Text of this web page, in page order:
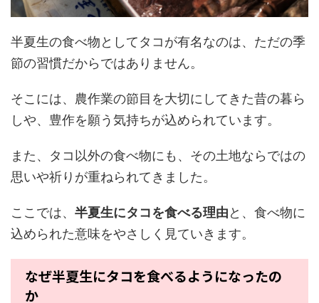
半夏生の食べ物としてタコが有名なのは、ただの季
節の習慣だからではありません。
そこには、農作業の節目を大切にしてきた昔の暮ら
しや、豊作を願う気持ちが込められています。
また、タコ以外の食べ物にも、その土地ならではの
思いや祈りが重ねられてきました。
ここでは、 半夏生にタコを食べる理由と、食べ物に
込められた意味をやさしく見ていきます。
なぜ半夏生にタコを食べるようになったの
か